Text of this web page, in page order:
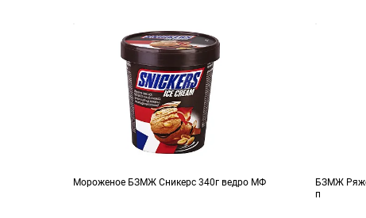
Мороженое БЗМЖ Сникерс 340г ведро МФ
БЗМЖ
п